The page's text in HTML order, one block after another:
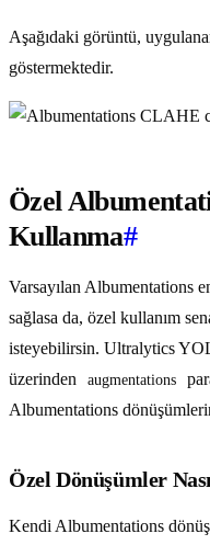
Aşağıdaki görüntü,
göstermektedir.
Özel
Kullanma#
Varsayılan Albumentations
sağlasa da, özel kullanım
isteyebilirsin. Ultralytics
üzerinden
augmentations
Albumentations
Özel Dönüşümler
Kendi Albumentations